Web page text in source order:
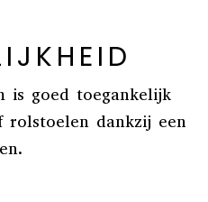
is goed toegankelijk
dankzij een